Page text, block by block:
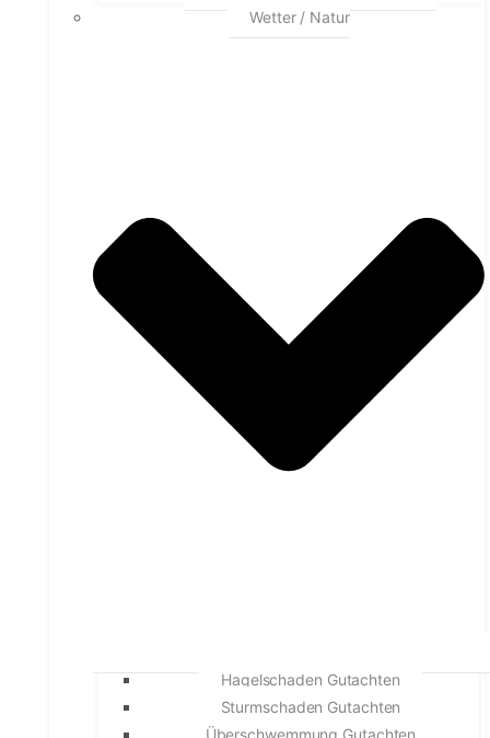
Wetter / Natur
Hagelschaden Gutachten
Sturmschaden Gutachten
Überschwemmung Gutachten